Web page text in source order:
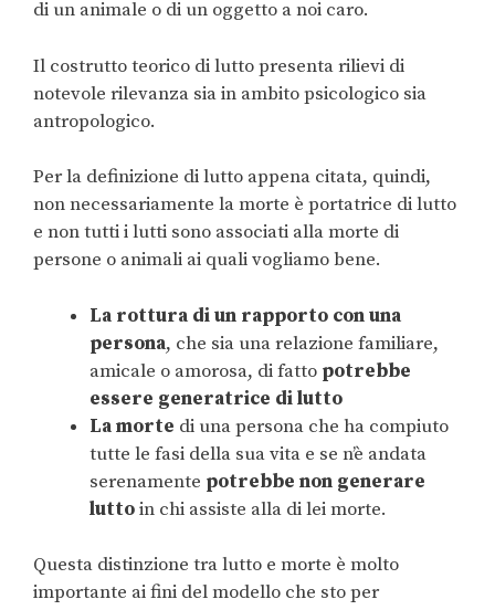
di un animale o di un oggetto a noi caro.
Il costrutto teorico di lutto presenta rilievi di
notevole rilevanza sia in ambito psicologico sia
antropologico.
Per la definizione di lutto appena citata, quindi,
non necessariamente la morte è portatrice di lutto
e non tutti i lutti sono associati alla morte di
persone o animali ai quali vogliamo bene.
La rottura di un rapporto con una
persona, che sia una relazione familiare,
amicale o amorosa, di fatto potrebbe
essere generatrice di lutto
La morte di una persona che ha compiuto
tutte le fasi della sua vita e se n’è andata
serenamente potrebbe non generare
luttoin chi assiste alla di lei morte.
Questa distinzione tra lutto e morte è molto
importante ai fini del modello che sto per